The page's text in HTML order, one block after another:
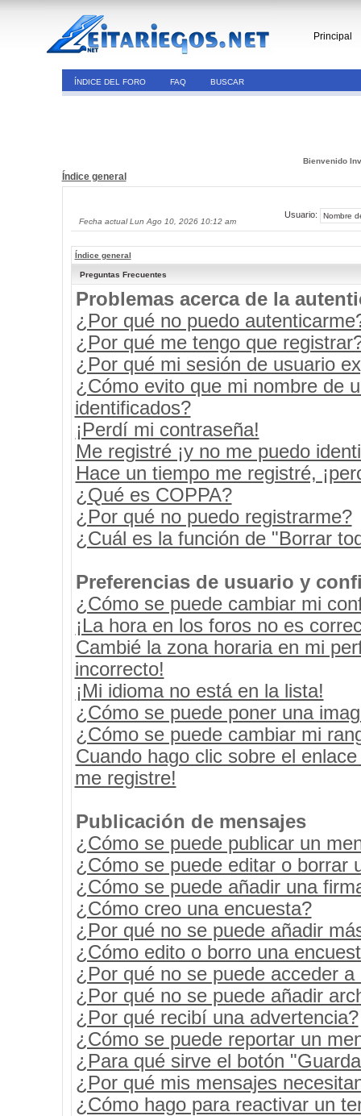
Principal
ÍNDICE DEL FORO FAQ BUSCAR
Bienvenido
Índice general
Fecha actual Lun Ago 10, 2026 10:12 am
Usuario:
Índice general
Preguntas Frecuentes
Problemas acerca de la
¿Por qué no puedo
¿Por qué me tengo que
¿Por qué mi sesión de usuario
¿Cómo evito que mi nombre de
identificados?
¡Perdí mi contraseña!
Me registré ¡y no me puedo
Hace un tiempo me registré,
¿Qué es COPPA?
¿Por qué no puedo registrarme?
¿Cuál es la función de "Borrar
Preferencias de usuario y
¿Cómo se puede cambiar mi
¡La hora en los foros no es
Cambié la zona horaria en mi
incorrecto!
¡Mi idioma no está en la lista!
¿Cómo se puede poner una
¿Cómo se puede cambiar mi
Cuando hago clic sobre el
me registre!
Publicación de mensajes
¿Cómo se puede publicar un
¿Cómo se puede editar o borrar
¿Cómo se puede añadir una
¿Cómo creo una encuesta?
¿Por qué no se puede añadir
¿Cómo edito o borro una
¿Por qué no se puede acceder a
¿Por qué no se puede añadir
¿Por qué recibí una advertencia?
¿Cómo se puede reportar un
¿Para qué sirve el botón
¿Por qué mis mensajes
¿Cómo hago para reactivar un